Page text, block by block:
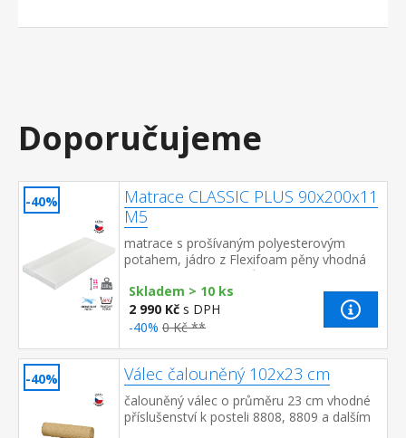
Doporučujeme
-40%
Matrace CLASSIC PLUS 90x200x11
M5
matrace s prošívaným polyesterovým
potahem, jádro z Flexifoam pěny vhodná
pro všechny typy roštů potah snímatelný a
pratelný do 40 °C doporu...
Skladem > 10 ks
2 990 Kč s DPH
-40% 0 Kč **
-40% Válec čalouněný 102x23 cm
čalouněný válec o průměru 23 cm vhodné
příslušenství k posteli 8808, 8809 a dalším